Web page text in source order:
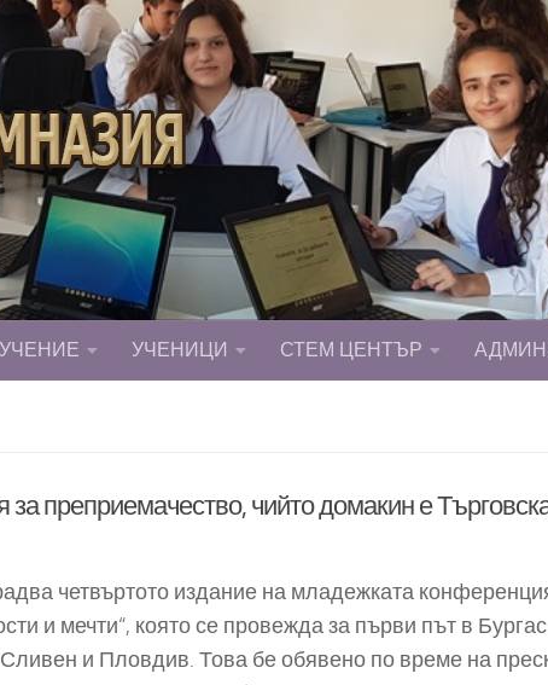
УЧЕНИЦИ СТЕМ ЦЕНТЪР
преприемачество, чийто домакин е
четвъртото издание на младежката
и мечти“, която се провежда за първи път в
и Пловдив. Това бе обявено по време на